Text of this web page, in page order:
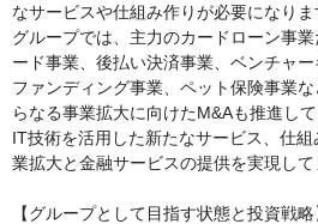
なサービスや仕組み作りが必要になり
グループでは、主力のカードローン事
ード事業、後払い決済事業、ベンチャ
ファンディング事業、ペット保険事業
らなる事業拡大に向けたM&Aも推進して
IT技術を活用した新たなサービス、仕
業拡大と金融サービスの提供を実現して
【グループとして目指す状態と投資戦略